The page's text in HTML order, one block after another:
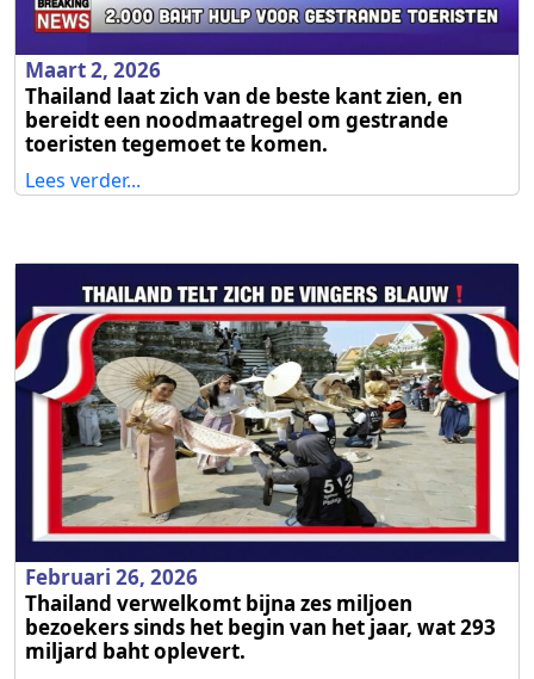
Maart 2, 2026
Thailand laat zich van de beste kant zien, en
bereidt een noodmaatregel om gestrande
toeristen tegemoet te komen.
Lees verder...
Februari 26, 2026
Thailand verwelkomt bijna zes miljoen
bezoekers sinds het begin van het jaar, wat 293
miljard baht oplevert.